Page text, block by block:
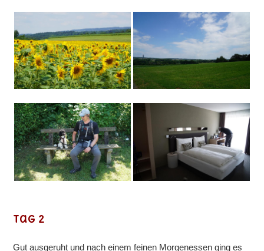
Tag 2
Gut ausgeruht und nach einem feinen Morgenessen ging es